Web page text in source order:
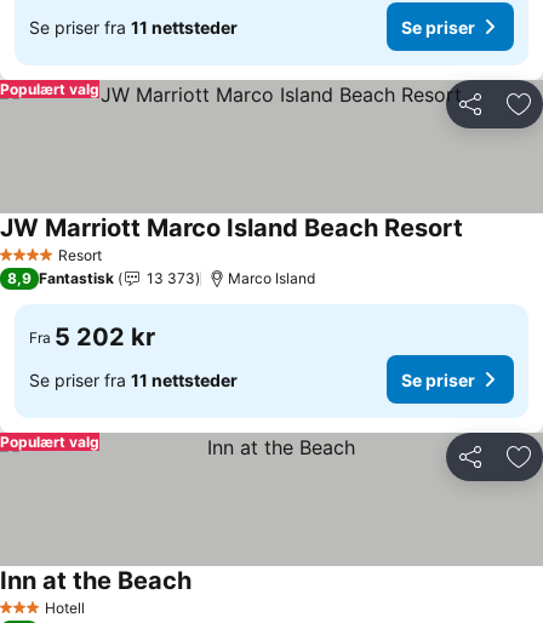
Se priser fra 11 nettsteder Se priser
Del
Populært valg
4 StjernerResort
JW Marriott Marco Island Beach Resort
8,9 Fantastisk 13 373 Marco Island
Fra 5 202 kr
Se priser fra 11 nettsteder Se priser
Del
Populært valg
3 StjernerHotell
Inn at the BeachSe priser